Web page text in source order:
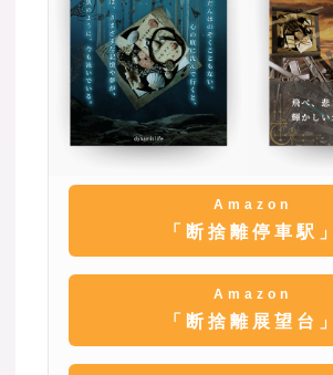
Amazon
「断捨離停車駅」
Amazon
「断捨離展望台」